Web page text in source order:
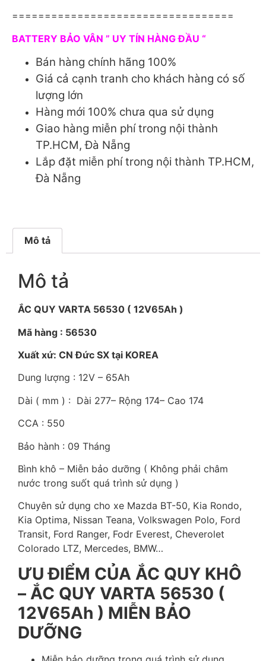
==================================
BATTERY BẢO VÂN ” UY TÍN HÀNG ĐẦU “
Bán hàng chính hãng 100%
Giá cả cạnh tranh cho khách hàng có số
lượng lớn
Hàng mới 100% chưa qua sử dụng
Giao hàng miễn phí trong nội thành
TP.HCM, Đà Nẵng
Lắp đặt miễn phí trong nội thành TP.HCM,
Đà Nẵng
Mô tả
Mô tả
ẮC QUY VARTA 56530 ( 12V65Ah )
Mã hàng : 56530
Xuất xứ: CN Đức SX tại KOREA
Dung lượng : 12V – 65Ah
Dài ( mm ) : Dài 277– Rộng 174– Cao 174
CCA : 550
Bảo hành : 09 Tháng
Bình khô – Miễn bảo dưỡng ( Không phải châm
nước trong suốt quá trình sử dụng )
Chuyên sử dụng cho xe Mazda BT-50, Kia Rondo,
Kia Optima, Nissan Teana, Volkswagen Polo, Ford
Transit, Ford Ranger, Fodr Everest, Cheverolet
Colorado LTZ, Mercedes, BMW…
ƯU ĐIỂM CỦA ẮC QUY KHÔ
– ẮC QUY VARTA 56530 (
12V65Ah ) MIỄN BẢO
DƯỠNG